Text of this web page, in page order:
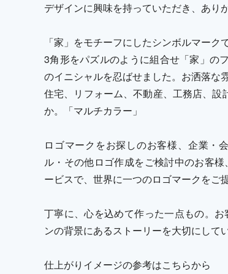
デザインに興味を持っていただき、あり
「家」をモチーフにしたシンボルマークで
3角形をパズルのように組合せ「家」の
のイニシャルを忍ばせました。お洒落な
住宅、リフォーム、不動産、工務店、設
か。「マルチカラー」
ロゴマークをお探しのお客様、企業・
ル・その他ロゴ作成をご検討中のお客
ービスで、世界に一つのロゴマークをご
丁寧に、心を込めて作った一点もの。
ンの背景にあるストーリーを大切にして
仕上がりイメージの参考はこちらから